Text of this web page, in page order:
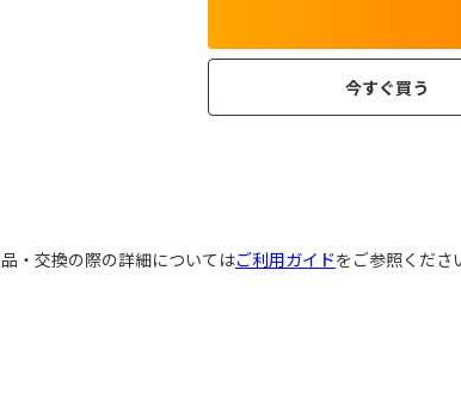
今すぐ買う
・交換の際の詳細についてはご利用ガイドをご参照くださ